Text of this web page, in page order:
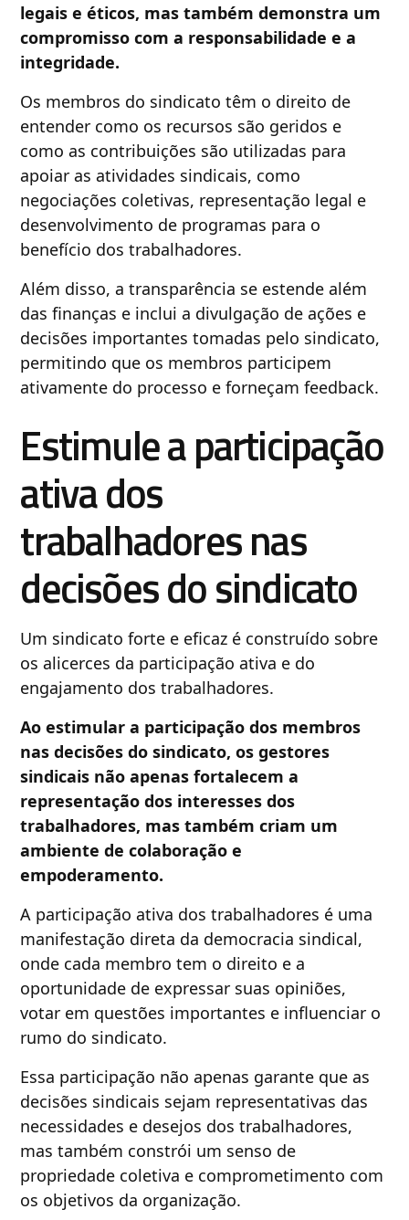
legais e éticos, mas também demonstra um
compromisso com a responsabilidade e a
integridade.
Os membros do sindicato têm o direito de
entender como os recursos são geridos e
como as contribuições são utilizadas para
apoiar as atividades sindicais, como
negociações coletivas, representação legal e
desenvolvimento de programas para o
benefício dos trabalhadores.
Além disso, a transparência se estende além
das finanças e inclui a divulgação de ações e
decisões importantes tomadas pelo sindicato,
permitindo que os membros participem
ativamente do processo e forneçam feedback.
Estimule a participação
ativa dos
trabalhadores nas
decisões do sindicato
Um sindicato forte e eficaz é construído sobre
os alicerces da participação ativa e do
engajamento dos trabalhadores.
Ao estimular a participação dos membros
nas decisões do sindicato, os gestores
sindicais não apenas fortalecem a
representação dos interesses dos
trabalhadores, mas também criam um
ambiente de colaboração e
empoderamento.
A participação ativa dos trabalhadores é uma
manifestação direta da democracia sindical,
onde cada membro tem o direito e a
oportunidade de expressar suas opiniões,
votar em questões importantes e influenciar o
rumo do sindicato.
Essa participação não apenas garante que as
decisões sindicais sejam representativas das
necessidades e desejos dos trabalhadores,
mas também constrói um senso de
propriedade coletiva e comprometimento com
os objetivos da organização.